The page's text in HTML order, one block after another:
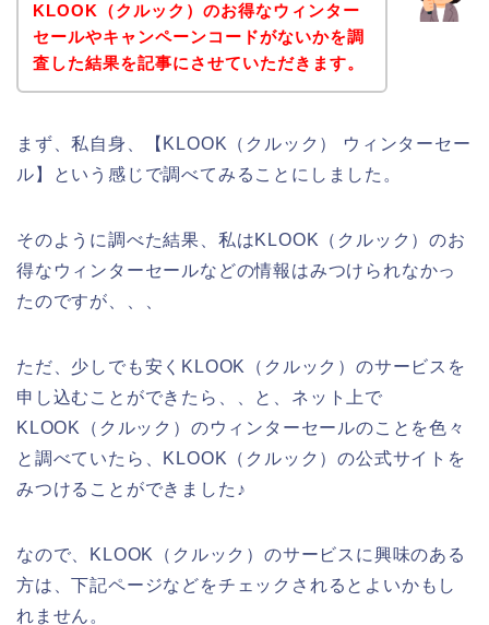
KLOOK（クルック）のお得なウィンター
セールやキャンペーンコードがないかを調
査した結果を記事にさせていただきます。
まず、私自身、【KLOOK（クルック） ウィンターセー
ル】という感じで調べてみることにしました。
そのように調べた結果、私はKLOOK（クルック）のお
得なウィンターセールなどの情報はみつけられなかっ
たのですが、、、
ただ、少しでも安くKLOOK（クルック）のサービスを
申し込むことができたら、、と、ネット上で
KLOOK（クルック）のウィンターセールのことを色々
と調べていたら、KLOOK（クルック）の公式サイトを
みつけることができました♪
なので、KLOOK（クルック）のサービスに興味のある
方は、下記ページなどをチェックされるとよいかもし
れません。